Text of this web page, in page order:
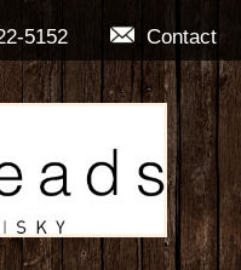
Contact
5152